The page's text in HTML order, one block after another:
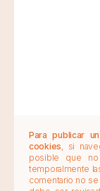
Para publicar
cookies , si
posible que no
temporalmente
comentario no